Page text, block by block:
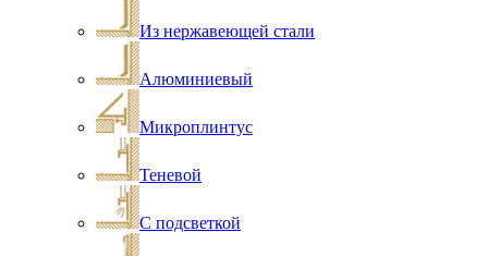
Из нержавеющей стали
Алюминиевый
Микроплинтус
Теневой
С подсветкой